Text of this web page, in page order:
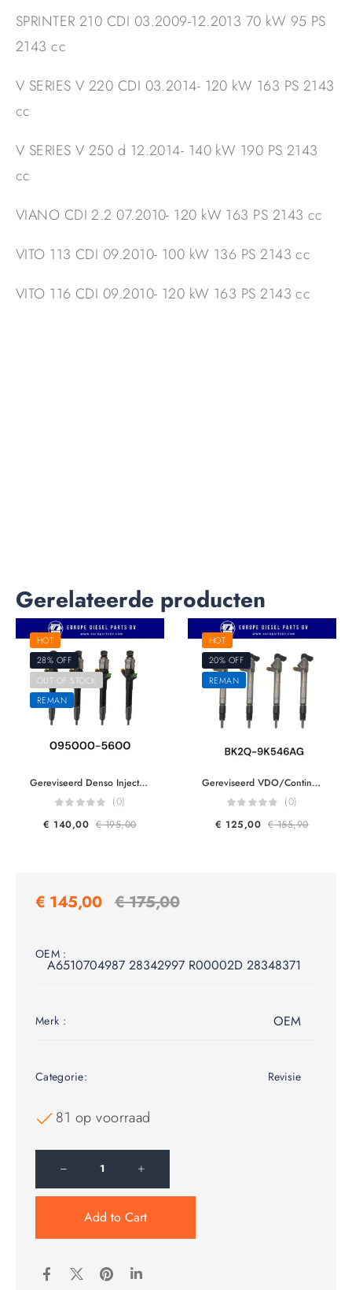
SPRINTER 210 CDI 03.2009-12.2013 70 kW 95 PS
2143 cc
V SERIES V 220 CDI 03.2014- 120 kW 163 PS 2143
cc
V SERIES V 250 d 12.2014- 140 kW 190 PS 2143
cc
VIANO CDI 2.2 07.2010- 120 kW 163 PS 2143 cc
VITO 113 CDI 09.2010- 100 kW 136 PS 2143 cc
VITO 116 CDI 09.2010- 120 kW 163 PS 2143 cc
Gerelateerde producten
HOT
28% OFF
OUT OF STOCK
REMAN
Gereviseerd Denso Injector 095000-5600 1465A041 DCRI105600 970950-0560 For G2S Mitsubishi L200CR 4D56 2.5L Euro 3-4
(0)
€ 140,00 €195,00
HOT
20% OFF
REMAN
Gereviseerd VDO/Continantal Injector A2C59517051 9801125480 BK2Q-9K546AG BH1Q-9K546-AB CK4Q-9K546-AA 1746967 1840747 U20213H50 U20213H50C LR032067 For Ford Transit Citroen Jumper Peugeot Boxer Mazda BT-50 2.2TDCI
(0)
€ 125,00 €155,90
€ 145,00 €175,00
OEM :
A6510704987 28342997 R00002D 28348371
Merk : OEM
Categorie: Revisie
81 op voorraad
Add to Cart